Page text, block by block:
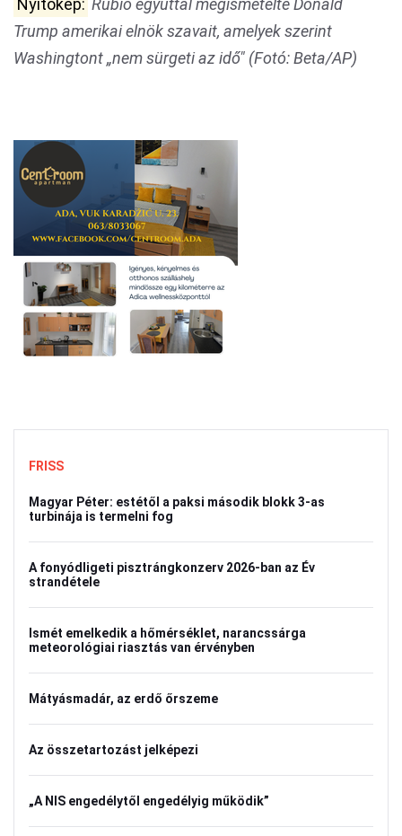
Nyitókép: Rubio egyúttal megismételte Donald
Trump amerikai elnök szavait, amelyek szerint
Washingtont „nem sürgeti az idő" (Fotó: Beta/AP)
FRISS
Magyar Péter: estétől a paksi második blokk 3-as
turbinája is termelni fog
A fonyódligeti pisztrángkonzerv 2026-ban az Év
strandétele
Ismét emelkedik a hőmérséklet, narancssárga
meteorológiai riasztás van érvényben
Mátyásmadár, az erdő őrszeme
Az összetartozást jelképezi
„A NIS engedélytől engedélyig működik”